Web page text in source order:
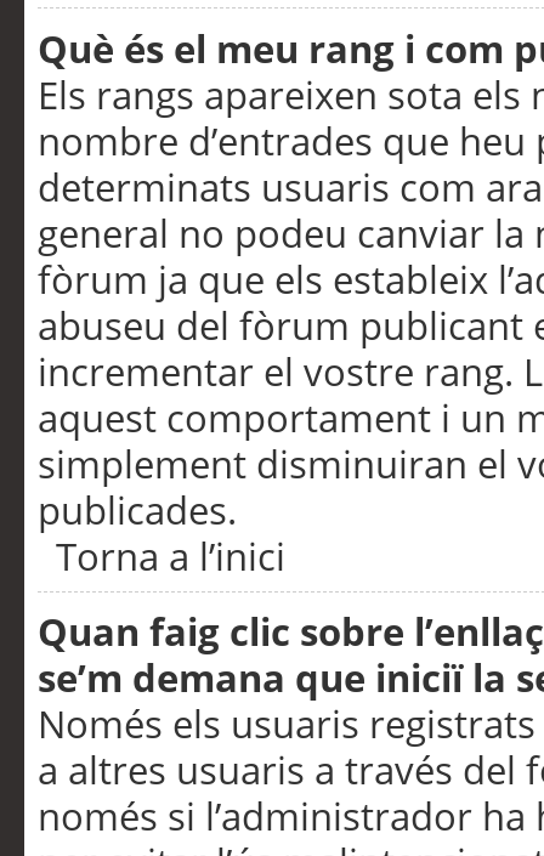
Què és el meu rang i com
Els rangs apareixen sota
nombre d’entrades que
determinats usuaris com
general no podeu canviar
fòrum ja que els estableix
abuseu del fòrum publicant
incrementar el vostre rang.
aquest comportament i un
simplement disminuiran el
publicades.
Torna a l’inici
Quan faig clic sobre
se’m demana que iniciï la
Només els usuaris
a altres usuaris a través
només si l’administrador